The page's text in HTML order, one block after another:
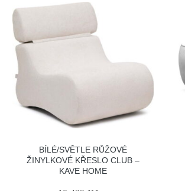
BÍLÉ/SVĚTLE RŮŽOVÉ
ŽINYLKOVÉ KŘESLO CLUB –
KAVE HOME